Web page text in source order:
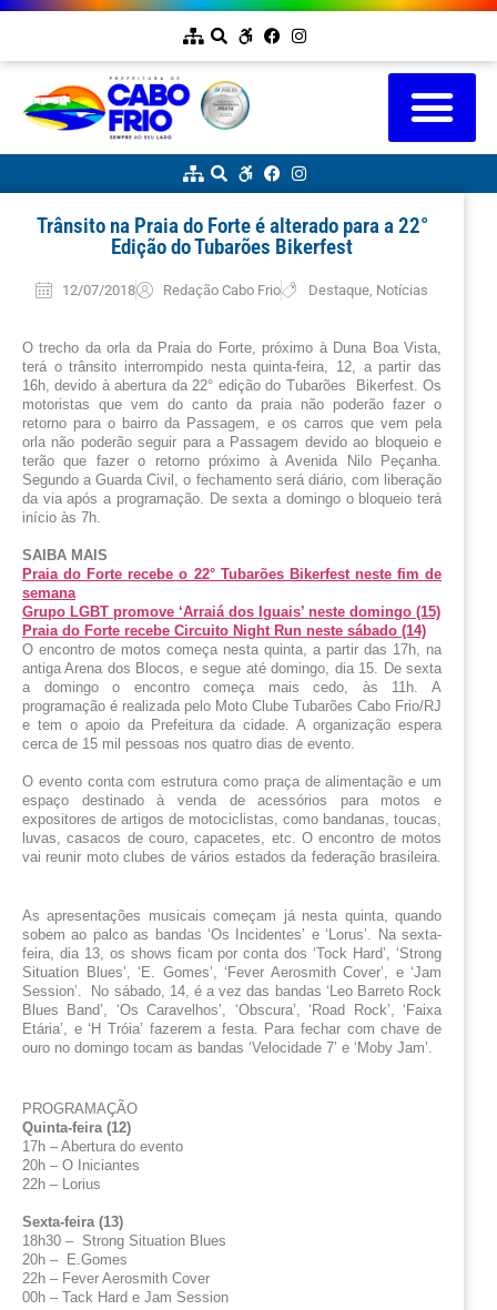
Trânsito na Praia do Forte é alterado para a 22°
Edição do Tubarões Bikerfest
12/07/2018 Redação Cabo Frio Destaque, Notícias
O trecho da orla da Praia do Forte, próximo à Duna Boa Vista,
terá o trânsito interrompido nesta quinta-feira, 12, a partir das
16h, devido à abertura da 22° edição do Tubarões  Bikerfest. Os
motoristas que vem do canto da praia não poderão fazer o
retorno para o bairro da Passagem, e os carros que vem pela
orla não poderão seguir para a Passagem devido ao bloqueio e
terão que fazer o retorno próximo à Avenida Nilo Peçanha.
Segundo a Guarda Civil, o fechamento será diário, com liberação
da via após a programação. De sexta a domingo o bloqueio terá
início às 7h.
SAIBA MAIS
Praia do Forte recebe o 22° Tubarões Bikerfest neste fim de
semana
Grupo LGBT promove ‘Arraiá dos Iguais’ neste domingo (15)
Praia do Forte recebe Circuito Night Run neste sábado (14)
O encontro de motos começa nesta quinta, a partir das 17h, na
antiga Arena dos Blocos, e segue até domingo, dia 15. De sexta
a domingo o encontro começa mais cedo, às 11h. A
programação é realizada pelo Moto Clube Tubarões Cabo Frio/RJ
e tem o apoio da Prefeitura da cidade. A organização espera
cerca de 15 mil pessoas nos quatro dias de evento.
O evento conta com estrutura como praça de alimentação e um
espaço destinado à venda de acessórios para motos e
expositores de artigos de motociclistas, como bandanas, toucas,
luvas, casacos de couro, capacetes, etc. O encontro de motos
vai reunir moto clubes de vários estados da federação brasileira.
As apresentações musicais começam já nesta quinta, quando
sobem ao palco as bandas ‘Os Incidentes’ e ‘Lorus’. Na sexta-
feira, dia 13, os shows ficam por conta dos ‘Tock Hard’, ‘Strong
Situation Blues’, ‘E. Gomes’, ‘Fever Aerosmith Cover’, e ‘Jam
Session’.  No sábado, 14, é a vez das bandas ‘Leo Barreto Rock
Blues Band’, ‘Os Caravelhos’, ‘Obscura’, ‘Road Rock’, ‘Faixa
Etária’, e ‘H Tróia’ fazerem a festa. Para fechar com chave de
ouro no domingo tocam as bandas ‘Velocidade 7’ e ‘Moby Jam’.
PROGRAMAÇÃO
Quinta-feira (12)
17h – Abertura do evento
20h – O Iniciantes
22h – Lorius
Sexta-feira (13)
18h30 –  Strong Situation Blues
20h –  E.Gomes
22h – Fever Aerosmith Cover
00h – Tack Hard e Jam Session